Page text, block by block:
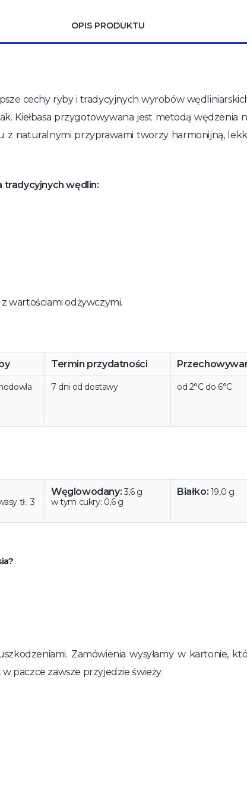
OPIS PRODUKTU
cechy ryby i tradycyjnych wyrobów
Kiełbasa przygotowywana jest metodą
z naturalnymi przyprawami tworzy harmonijną,
tradycyjnych wędlin:
wartościami odżywczymi.
Termin przydatności
7 dni od dostawy od 2°C do 6°C
tł.: 3
Węglowodany:3,6 g
w tym cukry: 0,6 g
Białko: 19,0 g
Zamówienia wysyłamy w kartonie,
paczce zawsze przyjedzie świeży.